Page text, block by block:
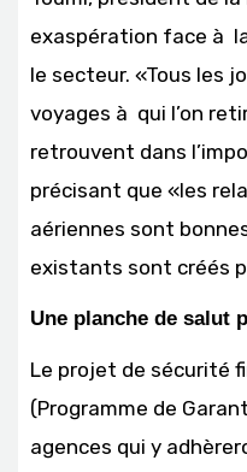
exaspération face à
le secteur. «Tous les
voyages à qui l’on
retrouvent dans
précisant que «les
aériennes sont
existants sont créés
Une planche de salut
Le projet de sécurité
(Programme de
agences qui y